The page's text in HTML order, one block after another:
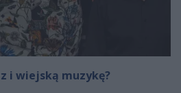
i wiejską muzykę?